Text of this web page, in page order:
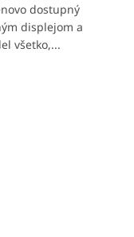
dostupný
displejom a
všetko,...